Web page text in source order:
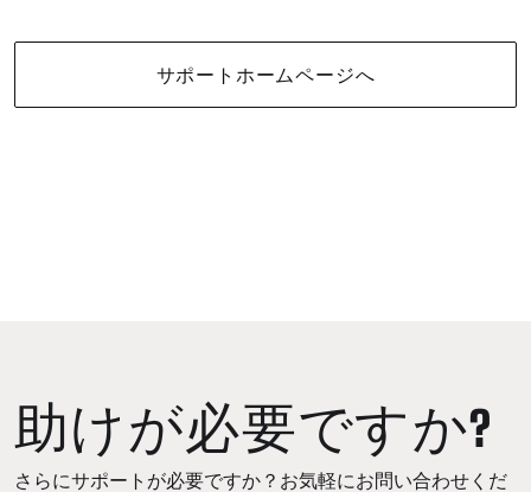
サポートホームページへ
助けが必要ですか?
さらにサポートが必要ですか？お気軽にお問い合わせくだ